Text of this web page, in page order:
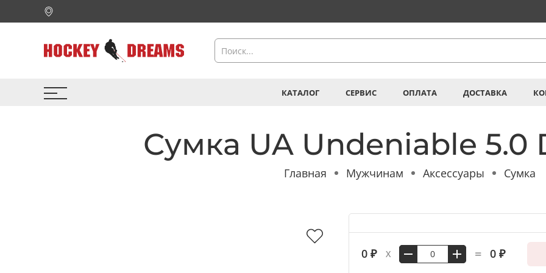
КАТАЛОГ СЕРВИС ОПЛАТА ДОСТАВКА
Сумка UA Undeniable 5.0
Главная Мужчинам Аксессуары Сумка
0 ₽ X = 0 ₽